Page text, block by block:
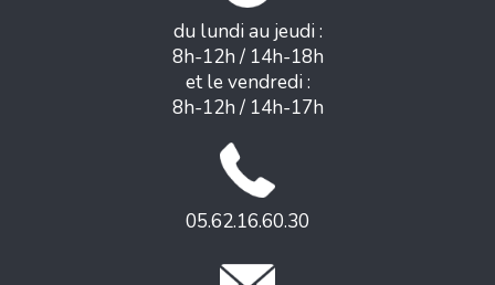
du lundi au jeudi :
8h-12h / 14h-18h
et le vendredi :
8h-12h / 14h-17h
05.62.16.60.30